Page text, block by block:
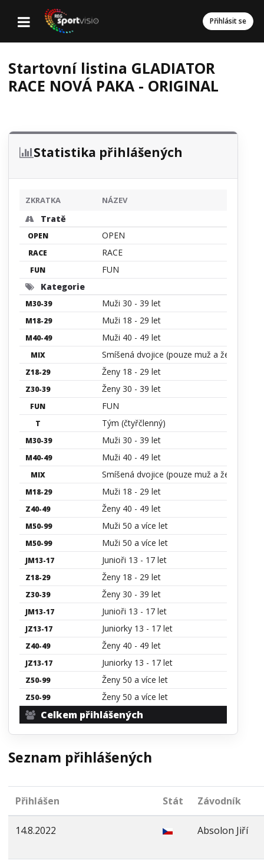
Přihlásit se
Startovní listina GLADIATOR
RACE NOVÁ PAKA - ORIGINAL
Statistika přihlášených
ZKRATKA NÁZEV
Tratě
OPEN OPEN
RACE RACE
FUN
FUN
Kategorie
M30-39 Muži 30 - 39 let
M18-29 Muži 18 - 29 let
M40-49 Muži 40 - 49 let
MIX Smíšená dvojice (pouze muž a žena)
Z18-29 Ženy 18 - 29 let
Z30-39 Ženy 30 - 39 let
FUN FUN
T Tým (čtyřčlenný)
M30-39 Muži 30 - 39 let
M40-49 Muži 40 - 49 let
MIX Smíšená dvojice (pouze muž a žena)
M18-29 Muži 18 - 29 let
Z40-49 Ženy 40 - 49 let
M50-99 Muži 50 a více let
M50-99 Muži 50 a více let
JM13-17 Junioři 13 - 17 let
Z18-29 Ženy 18 - 29 let
Z30-39 Ženy 30 - 39 let
JM13-17 Junioři 13 - 17 let
JZ13-17 Juniorky 13 - 17 let
Z40-49 Ženy 40 - 49 let
JZ13-17 Juniorky 13 - 17 let
Z50-99 Ženy 50 a více let
Z50-99 Ženy 50 a více let
Celkem přihlášených
Seznam přihlášených
Přihlášen Stát Závodník
14.8.2022 Absolon Jiří